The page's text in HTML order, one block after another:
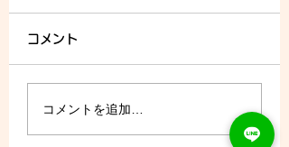
8/6 (木) - ご予約状況
コメント
コメントを追加…